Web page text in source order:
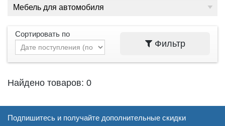
Мебель для автомобиля
Сортировать по
Фильтр
Найдено товаров: 0
Подпишитесь и получайте дополнительные скидки